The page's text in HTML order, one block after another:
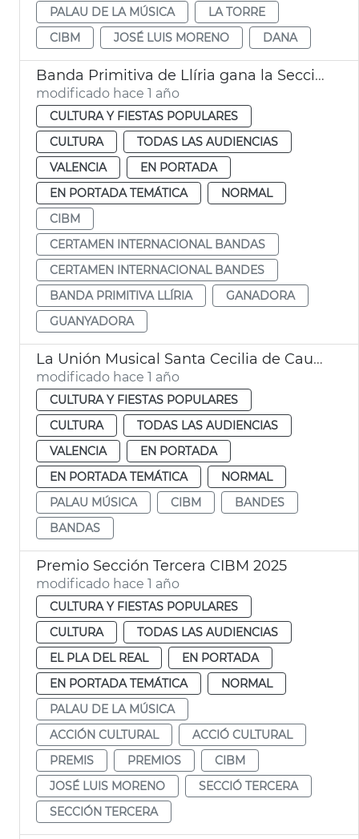
PALAU DE LA MÚSICA
LA TORRE
CIBM
JOSÉ LUIS MORENO DANA
Banda Primitiva de Llíria gana la Sección de Honor del CIBM
modificado hace 1 año
CULTURA Y FIESTAS POPULARES
CULTURA
TODAS LAS AUDIENCIAS
VALENCIA
EN PORTADA
EN PORTADA TEMÁTICA
NORMAL
CIBM
CERTAMEN INTERNACIONAL BANDAS
CERTAMEN INTERNACIONAL BANDES
BANDA PRIMITIVA LLÍRIA
GANADORA
GUANYADORA
La Unión Musical Santa Cecilia de Caudete, ganadora sección segunda Certamen Internacional Bandas Ciudad de València
modificado hace 1 año
CULTURA Y FIESTAS POPULARES
CULTURA
TODAS LAS AUDIENCIAS
VALENCIA
EN PORTADA
EN PORTADA TEMÁTICA
NORMAL
PALAU MÚSICA
CIBM
BANDES
BANDAS
Premio Sección Tercera CIBM 2025
modificado hace 1 año
CULTURA Y FIESTAS POPULARES
CULTURA
TODAS LAS AUDIENCIAS
EL PLA DEL REAL
EN PORTADA
EN PORTADA TEMÁTICA
NORMAL
PALAU DE LA MÚSICA
ACCIÓN CULTURAL
ACCIÓ CULTURAL
PREMIS
PREMIOS
CIBM
JOSÉ LUIS MORENO
SECCIÓ TERCERA
SECCIÓN TERCERA